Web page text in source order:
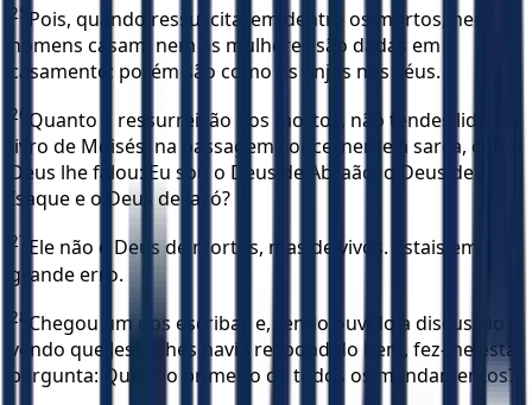
25 Pois, quando ressuscitarem dentre os mortos, nem os
homens casam, nem as mulheres são dadas em
casamento; porém são como os anjos nos céus.
26 Quanto à ressurreição dos mortos, não tendes lido no
livro de Moisés, na passagem concernente à sarça, como
Deus lhe falou: Eu sou o Deus de Abraão, o Deus de
Isaque e o Deus de Jacó?
27 Ele não é Deus de mortos, mas de vivos. Estais em
grande erro.
28 Chegou um dos escribas e, tendo ouvido a discussão e
vendo que Jesus lhes havia respondido bem, fez-lhe esta
pergunta: Qual é o primeiro de todos os mandamentos?